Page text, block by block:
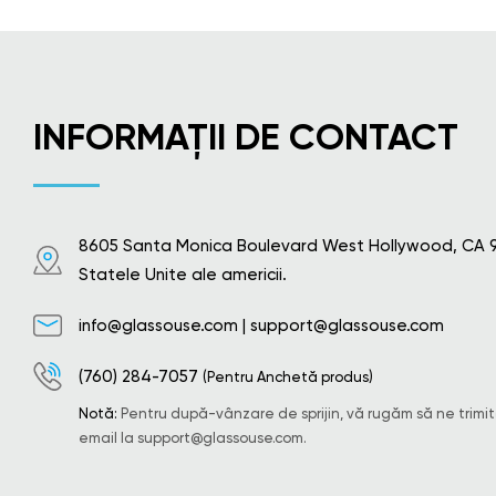
INFORMAȚII DE CONTACT
8605 Santa Monica Boulevard West Hollywood, CA
Statele Unite ale americii.
info@glassouse.com | support@glassouse.com
(760) 284-7057 (Pentru Anchetă produs)
Notă: Pentru după-vânzare de sprijin, vă rugăm să ne
email la support@glassouse.com.